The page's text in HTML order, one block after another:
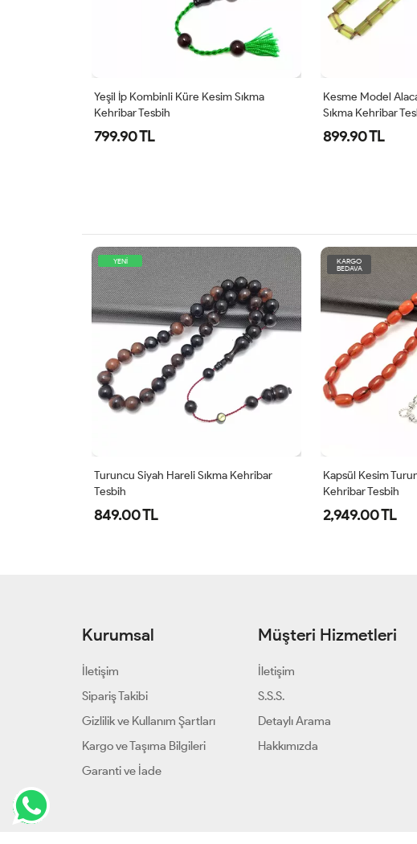
Yeşil İp Kombinli Küre Kesim Sıkma
Kehribar Tesbih
799.90 TL
Kesme Model
Sıkma Kehribar
899.90 TL
YENİ
Turuncu Siyah Hareli Sıkma Kehribar
Tesbih
849.00 TL
KARGO
BEDAVA
Kapsül Kesim
Kehribar Tesbih
2,949.00 TL
Kurumsal
İletişim
Sipariş Takibi
Gizlilik ve Kullanım Şartları
Kargo ve Taşıma Bilgileri
Garanti ve İade
Müşteri Hizmetleri
İletişim
S.S.S.
Detaylı Arama
Hakkımızda